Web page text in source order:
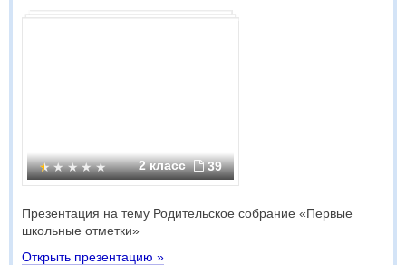
2 класс 39
Презентация на тему Родительское собрание «Первые
школьные отметки»
Открыть презентацию »